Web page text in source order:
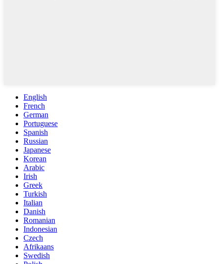
English
French
German
Portuguese
Spanish
Russian
Japanese
Korean
Arabic
Irish
Greek
Turkish
Italian
Danish
Romanian
Indonesian
Czech
Afrikaans
Swedish